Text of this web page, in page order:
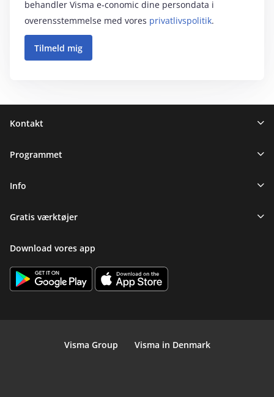
behandler Visma e‑conomic dine persondata i
overensstemmelse med vores privatlivspolitik.
Sidefod
Kontakt
Programmet
Info
Gratis værktøjer
Download vores app
Visma Group Visma in Denmark